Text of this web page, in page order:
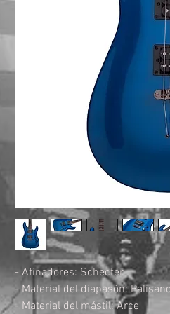
- Afinadores: Schecter
- Material del diapasón:
- Material del mástil: Arce